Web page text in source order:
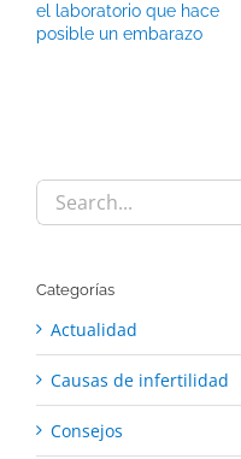
el laboratorio que hace
posible un embarazo
Search
for:
Categorías
Actualidad
Causas de infertilidad
Consejos